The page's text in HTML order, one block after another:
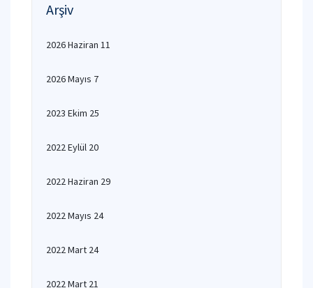
Arşiv
2026 Haziran 11
2026 Mayıs 7
2023 Ekim 25
2022 Eylül 20
2022 Haziran 29
2022 Mayıs 24
2022 Mart 24
2022 Mart 21